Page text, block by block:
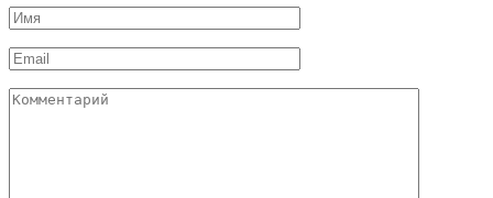
Имя
*
Email
*
Комментарий